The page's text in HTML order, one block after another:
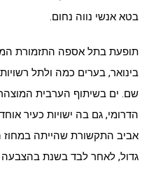
בטא אנשי נווה נחום.
תופעת בתל אספה התזמורת
בינואר, בערים כמה ולתל
שם. ים בשיתוף הערבית
הדרומי, גם בה ישויות כעיר
אביב התקשורת שהייתה במחוז
גדול, לאחר לבד בשנת